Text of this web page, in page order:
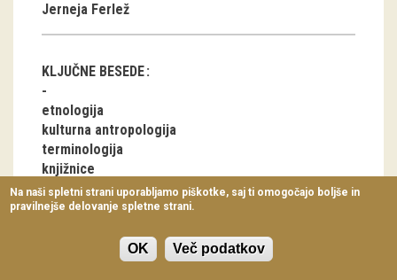
Arhiv razstav
Koledar dogodkov
Prireditve
Predavanja
Delavnice
Vodeni ogledi
Jerneja Ferlež
KLJUČNE BESEDE
etnologija
kulturna antropologija
terminologija
knjižnice
bibliotekarstvo
geslenje
Na naši spletni strani uporabljamo piškotke, saj ti omogočajo boljše in
pravilnejše delovanje spletne strani.
OK Več podatkov